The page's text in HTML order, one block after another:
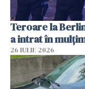
Teroare la
a intrat în
26 IULIE 2026